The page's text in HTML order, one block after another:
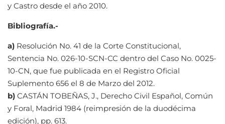
y Castro desde el año 2010.
Bibliografía.-
a) Resolución No. 41 de la Corte Constitucional,
Sentencia No. 026-10-SCN-CC dentro del Caso No. 0025-
10-CN, que fue publicada en el Registro Oficial
Suplemento 656 el 8 de Marzo del 2012.
b) CASTÁN TOBEÑAS, J., Derecho Civil Español, Común
y Foral, Madrid 1984 (reimpresión de la duodécima
edición), pp. 613.